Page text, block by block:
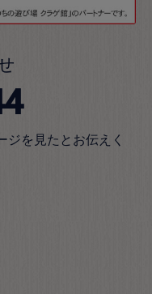
を見たとお伝えく